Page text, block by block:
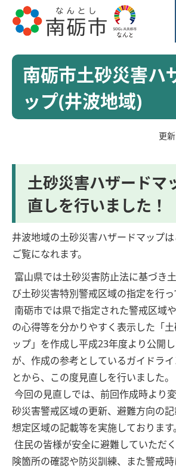
南砺市土砂災害ハ
ップ(井波地域)
更
土砂災害ハザードマ
直しを行いました！
井波地域の土砂災害ハザードマップ
ご覧になれます。
富山県では土砂災害防止法に基づき
び土砂災害特別警戒区域の指定を行っ
南砺市では県で指定された警戒区域
の心得等を分かりやすく表示した「
ップ」を作成し平成23年度より公開
が、作成の参考としているガイドラ
とから、この度見直しを行いました。
今回の見直しでは、前回作成時より
砂災害警戒区域の更新、避難方向の
想定区域の記載等を実施しております。
住民の皆様が安全に避難していただ
険箇所の確認や防災訓練、また警戒